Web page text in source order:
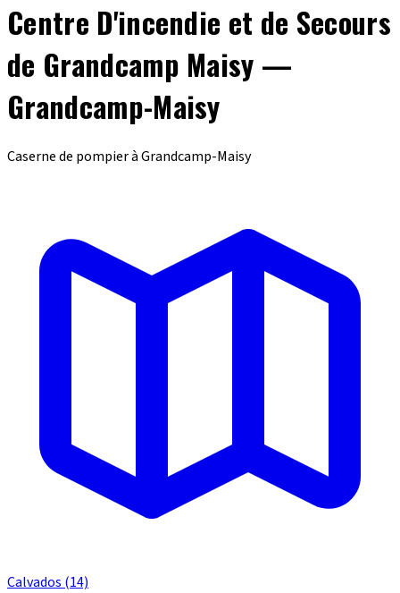
Centre D'incendie et de Secours
de Grandcamp Maisy —
Grandcamp-Maisy
Caserne de pompier à Grandcamp-Maisy
Calvados (14)